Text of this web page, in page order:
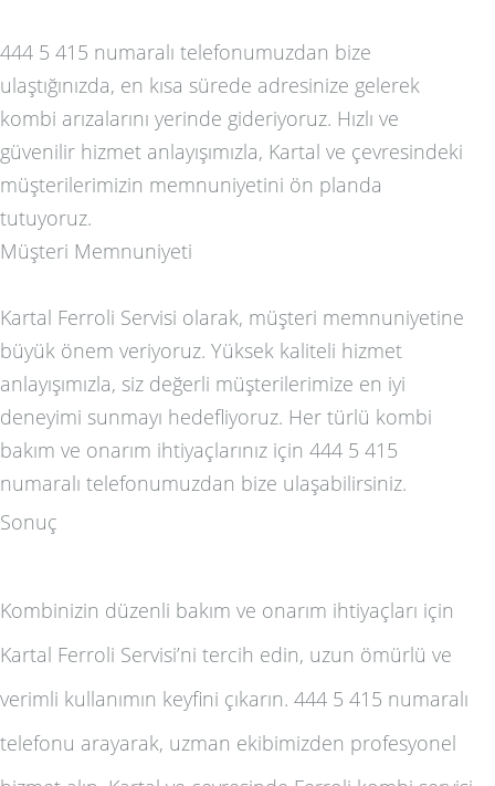
444 5 415 numaralı telefonumuzdan bize
ulaştığınızda, en kısa sürede adresinize gelerek
kombi arızalarını yerinde gideriyoruz. Hızlı ve
güvenilir hizmet anlayışımızla, Kartal ve çevresindeki
müşterilerimizin memnuniyetini ön planda
tutuyoruz.
Müşteri Memnuniyeti
Kartal Ferroli Servisi olarak, müşteri memnuniyetine
büyük önem veriyoruz. Yüksek kaliteli hizmet
anlayışımızla, siz değerli müşterilerimize en iyi
deneyimi sunmayı hedefliyoruz. Her türlü kombi
bakım ve onarım ihtiyaçlarınız için 444 5 415
numaralı telefonumuzdan bize ulaşabilirsiniz.
Sonuç
Kombinizin düzenli bakım ve onarım ihtiyaçları için
Kartal Ferroli Servisi’ni tercih edin, uzun ömürlü ve
verimli kullanımın keyfini çıkarın. 444 5 415 numaralı
telefonu arayarak, uzman ekibimizden profesyonel